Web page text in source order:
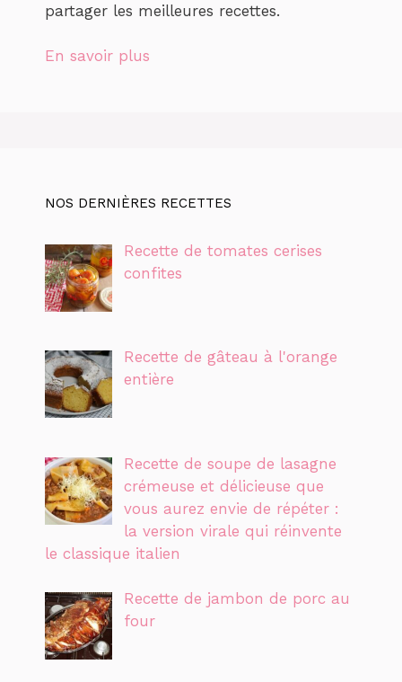
partager les meilleures recettes.
En savoir plus
NOS DERNIÈRES RECETTES
Recette de tomates cerises
confites
Recette de gâteau à l'orange
entière
Recette de soupe de lasagne
crémeuse et délicieuse que
vous aurez envie de répéter :
la version virale qui réinvente
le classique italien
Recette de jambon de porc au
four